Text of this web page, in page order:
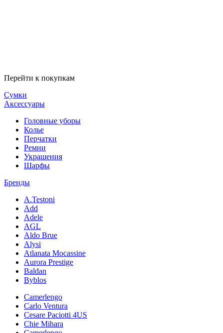
Перейти к покупкам
Сумки
Аксессуары
Головные уборы
Колье
Перчатки
Ремни
Украшения
Шарфы
Бренды
A.Testoni
Add
Adele
AGL
Aldo Brue
Alysi
Atlanata Mocassine
Aurora Prestige
Baldan
Byblos
Camerlengo
Carlo Ventura
Cesare Paciotti 4US
Chie Mihara